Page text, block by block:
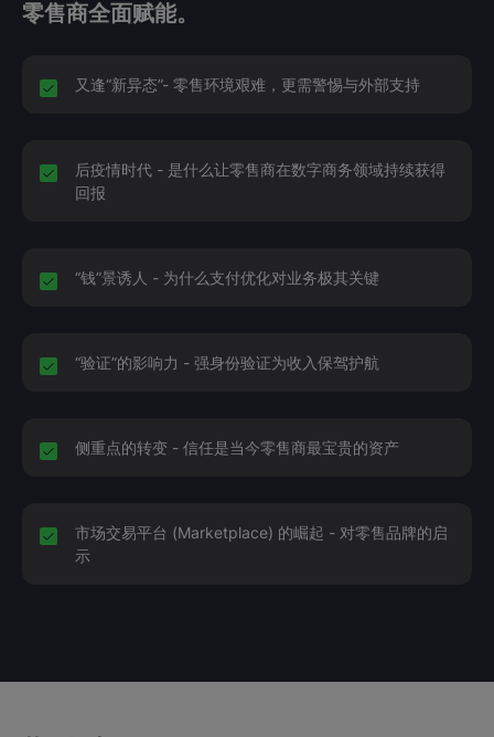
零售商全面赋能。
又逢“新异态”- 零售环境艰难，更需警惕与外部支持
后疫情时代 - 是什么让零售商在数字商务领域持续获得
回报
“钱”景诱人 - 为什么支付优化对业务极其关键
“验证”的影响力 - 强身份验证为收入保驾护航
侧重点的转变 - 信任是当今零售商最宝贵的资产
市场交易平台 (Marketplace) 的崛起 - 对零售品牌的启
示